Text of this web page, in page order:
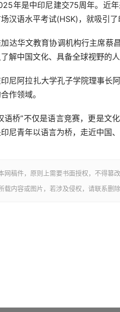
是中印尼建交75周年。近年
汉语水平考试(HSK)，就吸引了
华文教育协调机构行主席蔡昌
解中国文化、具备全球视野的
阿拉扎大学孔子学院理事长阿
作领域。
桥”不仅是语言竞赛，更是文化
尼青年以语言为桥，走近中国
网稿件，原则上需要书面授权，不得篡
载内容或图片，若涉及侵权，请联系删除